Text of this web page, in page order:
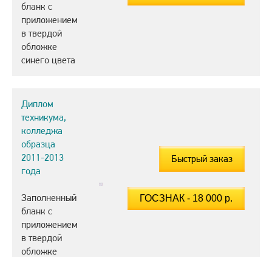
бланк с
приложением
в твердой
обложке
синего цвета
Диплом
техникума,
колледжа
образца
2011-2013
года
Заполненный
бланк с
приложением
в твердой
обложке
Быстрый заказ